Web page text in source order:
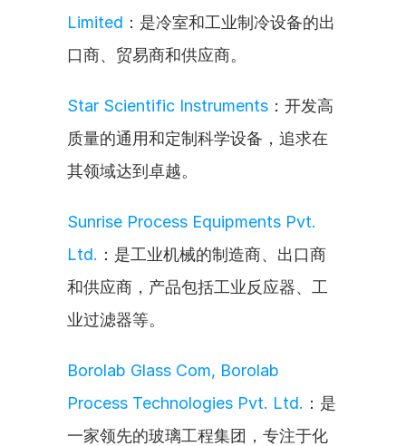
Limited ：是冷室和工业制冷设备的出
口商、贸易商和供应商。
Star Scientific Instruments ：开发高
质量的通用和定制科学设备，追求在
其领域达到卓越。
Sunrise Process Equipments Pvt.
Ltd. ：是工业机械的制造商、出口商
和供应商，产品包括工业反应器、工
业过滤器等。
Borolab Glass Com, Borolab
Process Technologies Pvt. Ltd. ：是
一家领先的玻璃工程集团，专注于化